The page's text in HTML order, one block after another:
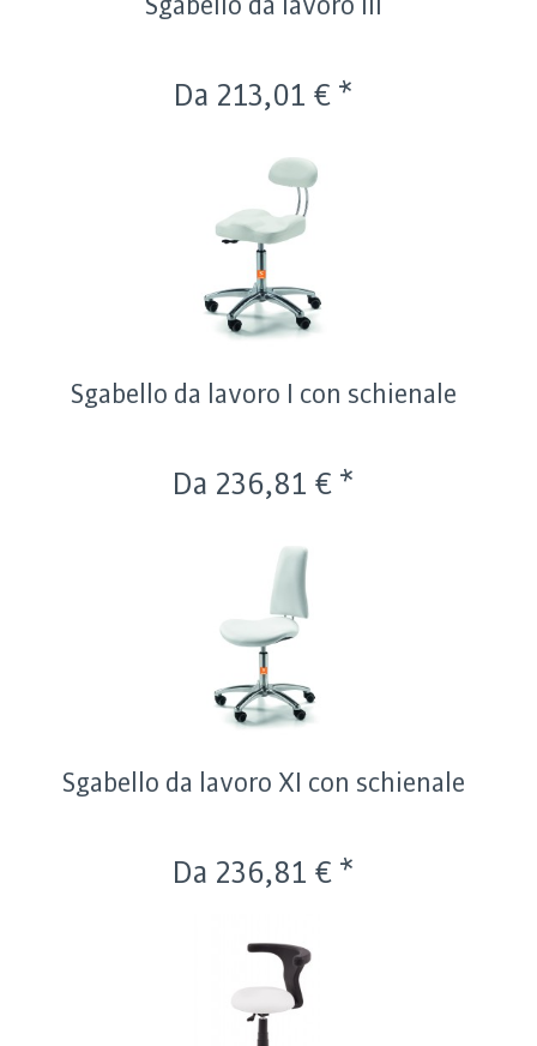
Sgabello da lavoro III
Da 213,01 € *
Sgabello da lavoro I con schienale
Da 236,81 € *
Sgabello da lavoro XI con schienale
Da 236,81 € *